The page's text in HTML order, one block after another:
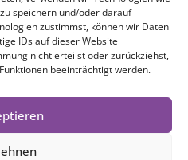
speichern und/oder darauf
zustimmst, können wir Daten
IDs auf dieser Website
nicht erteilst oder zurückziehst,
beeinträchtigt werden.
von: